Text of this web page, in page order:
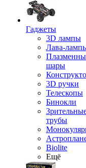
Гаджеты
3D лампы
Лава-
шары
3D ручки
Телескопы
Бинокли
трубы
Biolite
Ещё